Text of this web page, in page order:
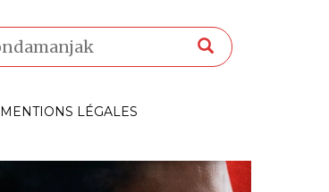
MENTIONS LÉGALES